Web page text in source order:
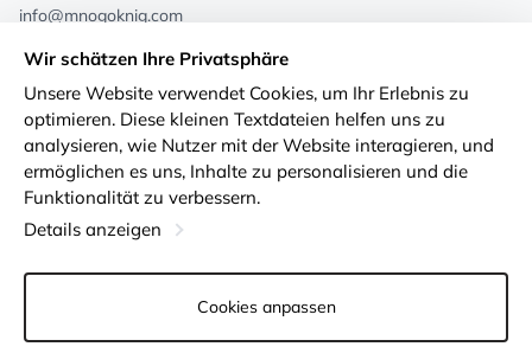
info@mnogoknig.com
Rīga, Augusta Deglava 69d, LV-1082
Über uns
Geschäfte
Lieferung und Zahlung
Treuekarten
Für Großhandelskunden
Privacy Policy
Geschäftsbedingungen
Rückgabe von Waren
Cookie-Einstellungen
Wir schätzen Ihre Privatsphäre
Unsere Website verwendet Cookies, um Ihr Erlebnis zu
optimieren. Diese kleinen Textdateien helfen uns zu
analysieren, wie Nutzer mit der Website interagieren, und
ermöglichen es uns, Inhalte zu personalisieren und die
Funktionalität zu verbessern.
Details anzeigen
Cookies anpassen